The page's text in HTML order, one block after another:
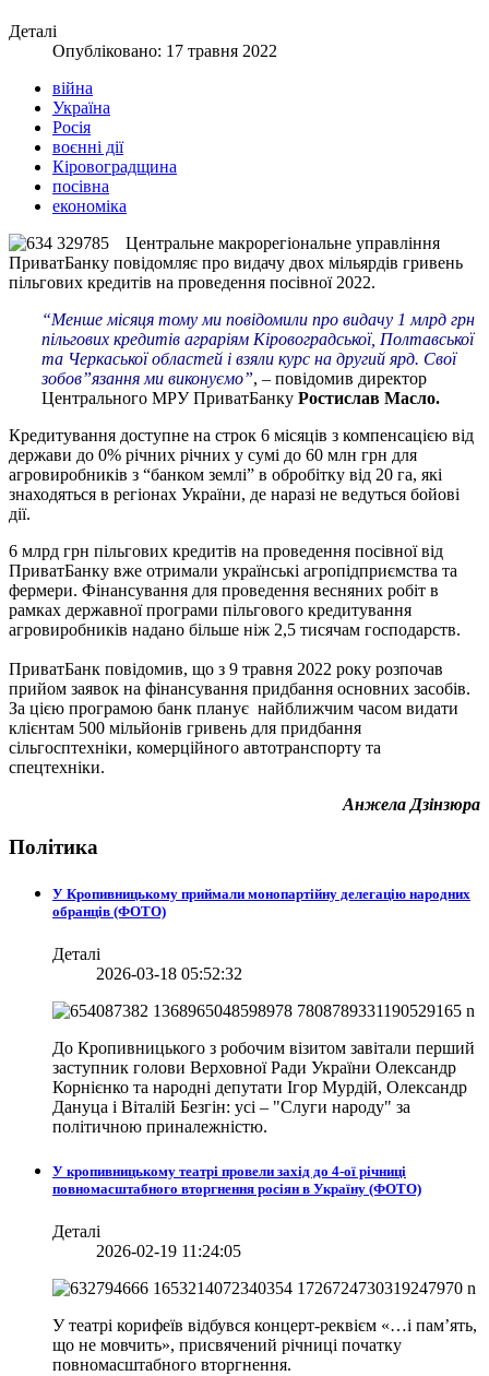
Деталі
Опубліковано: 17 травня 2022
війна
Україна
Росія
воєнні дії
Кіровоградщина
посівна
економіка
Центральне макрорегіональне управління
ПриватБанку повідомляє про видачу двох мільярдів гривень
пільгових кредитів на проведення посівної 2022.
“Менше місяця тому ми повідомили про видачу 1 млрд грн
пільгових кредитів аграріям Кіровоградської, Полтавської
та Черкаської областей і взяли курс на другий ярд. Свої
зобов”язання ми виконуємо”, – повідомив директор
Центрального МРУ ПриватБанку Ростислав Масло.
Кредитування доступне на строк 6 місяців з компенсацією від
держави до 0% річних річних у сумі до 60 млн грн для
агровиробників з “банком землі” в обробітку від 20 га, які
знаходяться в регіонах України, де наразі не ведуться бойові
дії.
6 млрд грн пільгових кредитів на проведення посівної від
ПриватБанку вже отримали українські агропідприємства та
фермери. Фінансування для проведення весняних робіт в
рамках державної програми пільгового кредитування
агровиробників надано більше ніж 2,5 тисячам господарств.
ПриватБанк повідомив, що з 9 травня 2022 року розпочав
прийом заявок на фінансування придбання основних засобів.
За цією програмою банк планує найближчим часом видати
клієнтам 500 мільйонів гривень для придбання
сільгосптехніки, комерційного автотранспорту та
спецтехніки.
Анжела Дзінзюра
Політика
У Кропивницькому приймали монопартійну делегацію народних
обранців (ФОТО)
Деталі
2026-03-18 05:52:32
До Кропивницького з робочим візитом завітали перший
заступник голови Верховної Ради України Олександр
Корнієнко та народні депутати Ігор Мурдій, Олександр
Дануца і Віталій Безгін: усі – "Слуги народу" за
політичною приналежністю.
У кропивницькому театрі провели захід до 4-ої річниці
повномасштабного вторгнення росіян в Україну (ФОТО)
Деталі
2026-02-19 11:24:05
У театрі корифеїв відбувся концерт-реквієм «…і пам’ять,
що не мовчить», присвячений річниці початку
повномасштабного вторгнення.